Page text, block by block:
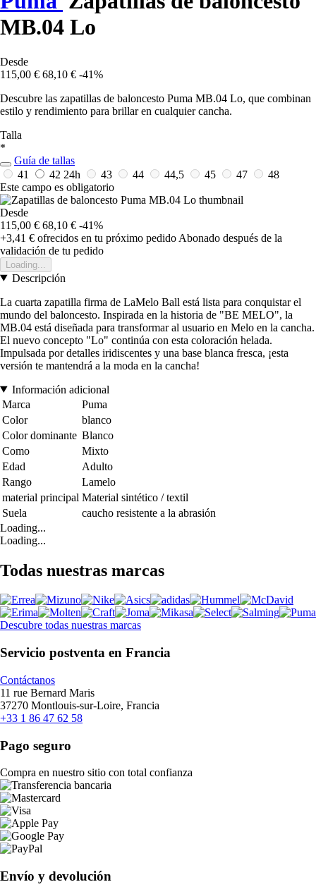
MB.04 Lo
Desde
115,00 € 68,10 € -41%
Descubre las zapatillas de baloncesto Puma MB.04 Lo, que combinan
estilo y rendimiento para brillar en cualquier cancha.
Talla
*
Guía de tallas
41
42 24h 43 44 44,5 45 47
48
Este campo es obligatorio
Desde
115,00 € 68,10 € -41%
+3,41 € ofrecidos en tu próximo pedido Abonado después de la
validación de tu pedido
Loading...
Descripción
La cuarta zapatilla firma de LaMelo Ball está lista para conquistar el
mundo del baloncesto. Inspirada en la historia de "BE MELO", la
MB.04 está diseñada para transformar al usuario en Melo en la cancha.
El nuevo concepto "Lo" continúa con esta coloración helada.
Impulsada por detalles iridiscentes y una base blanca fresca, ¡esta
versión te mantendrá a la moda en la cancha!
Información adicional
Marca
Puma
Color
blanco
Color dominante Blanco
Como
Mixto
Edad
Adulto
Rango
Lamelo
material principal Material sintético / textil
Suela
caucho resistente a la abrasión
Loading...
Loading...
Todas nuestras marcas
Descubre todas nuestras marcas
Servicio postventa en Francia
Contáctanos
11 rue Bernard Maris
37270 Montlouis-sur-Loire, Francia
+33 1 86 47 62 58
Pago seguro
Compra en nuestro sitio con total confianza
Envío y devolución